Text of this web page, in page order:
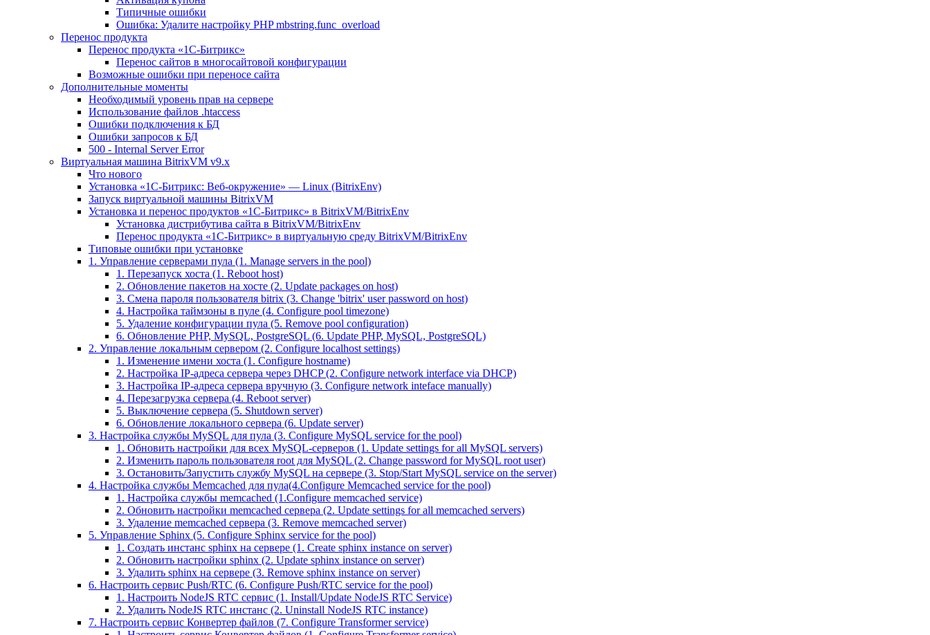
Типичные ошибки
Ошибка: Удалите настройку PHP mbstring.func_overload
Перенос продукта
Перенос продукта «1C-Битрикс»
Перенос сайтов в многосайтовой конфигурации
Возможные ошибки при переносе сайта
Дополнительные моменты
Необходимый уровень прав на сервере
Использование файлов .htaccess
Ошибки подключения к БД
Ошибки запросов к БД
500 - Internal Server Error
Виртуальная машина BitrixVM v9.x
Что нового
Установка «1С-Битрикс: Веб-окружение» — Linux (BitrixEnv)
Запуск виртуальной машины BitrixVM
Установка и перенос продуктов «1С-Битрикс» в BitrixVM/BitrixEnv
Установка дистрибутива сайта в BitrixVM/BitrixEnv
Перенос продукта «1C-Битрикс» в виртуальную среду BitrixVM/BitrixEnv
Типовые ошибки при установке
1. Управление серверами пула (1. Manage servers in the pool)
1. Перезапуск хоста (1. Reboot host)
2. Обновление пакетов на хосте (2. Update packages on host)
3. Смена пароля пользователя bitrix (3. Change 'bitrix' user password on host)
4. Настройка таймзоны в пуле (4. Configure pool timezone)
5. Удаление конфигурации пула (5. Remove pool configuration)
6. Обновление PHP, MySQL, PostgreSQL (6. Update PHP, MySQL, PostgreSQL)
2. Управление локальным сервером (2. Configure localhost settings)
1. Изменение имени хоста (1. Configure hostname)
2. Настройка IP-адреса сервера через DHCP (2. Configure network interface via DHCP)
3. Настройка IP-адреса сервера вручную (3. Configure network inteface manually)
4. Перезагрузка сервера (4. Reboot server)
5. Выключение сервера (5. Shutdown server)
6. Обновление локального сервера (6. Update server)
3. Настройка службы MySQL для пула (3. Configure MySQL service for the pool)
1. Обновить настройки для всех MySQL-серверов (1. Update settings for all MySQL servers)
2. Изменить пароль пользователя root для MySQL (2. Change password for MySQL root user)
3. Остановить/Запустить службу MySQL на сервере (3. Stop/Start MySQL service on the server)
4. Настройка службы Memcached для пула(4.Configure Memcached service for the pool)
1. Настройка службы memcached (1.Configure memcached service)
2. Обновить настройки memcached сервера (2. Update settings for all memcached servers)
3. Удаление memcached сервера (3. Remove memcached server)
5. Управление Sphinx (5. Configure Sphinx service for the pool)
1. Создать инстанс sphinx на сервере (1. Create sphinx instance on server)
2. Обновить настройки sphinx (2. Update sphinx instance on server)
3. Удалить sphinx на сервере (3. Remove sphinx instance on server)
6. Настроить сервис Push/RTC (6. Configure Push/RTC service for the pool)
1. Настроить NodeJS RTC сервис (1. Install/Update NodeJS RTC Service)
2. Удалить NodeJS RTC инстанс (2. Uninstall NodeJS RTC instance)
7. Настроить сервис Конвертер файлов (7. Configure Transformer service)